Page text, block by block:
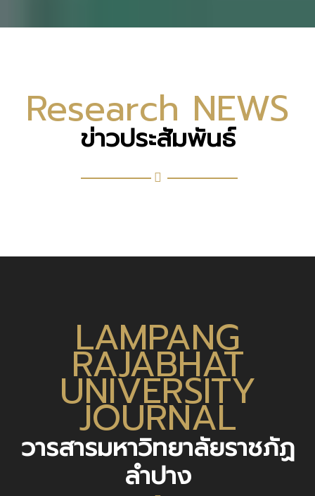
Research NEWS
ข่าวประสัมพันธ์
LAMPANG
RAJABHAT
UNIVERSITY
JOURNAL
วารสารมหาวิทยาลัยราชภัฏ
ลำปาง